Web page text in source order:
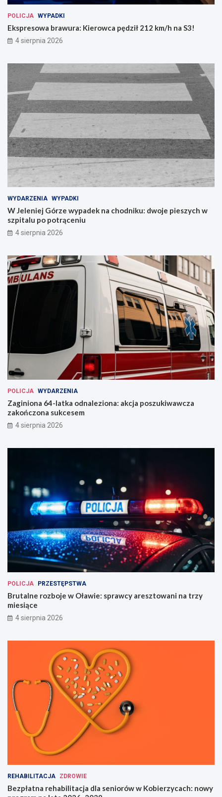
POLICJA WYPADKI
Ekspresowa brawura: Kierowca pędził 212 km/h na S3!
4 sierpnia 2026
WYDARZENIA WYPADKI
W Jeleniej Górze wypadek na chodniku: dwoje pieszych w
szpitalu po potrąceniu
4 sierpnia 2026
POLICJA WYDARZENIA
Zaginiona 64-latka odnaleziona: akcja poszukiwawcza
zakończona sukcesem
4 sierpnia 2026
POLICJA PRZESTĘPSTWA
Brutalne rozboje w Oławie: sprawcy aresztowani na trzy
miesiące
4 sierpnia 2026
REHABILITACJA ZDROWIE
Bezpłatna rehabilitacja dla seniorów w Kobierzycach: nowy